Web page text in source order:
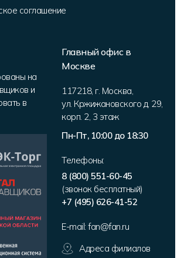
соглашение
на
и
в
Главный офис в
Москве
117218, г. Москва,
ул. Кржижановского д. 29,
корп. 2, 3 этаж
Пн-Пт, 10:00 до 18:30
Телефоны:
8 (800) 551-60-45
(звонок бесплатный)
+7 (495) 626-41-52
E-mail: fan@fan.ru
Адреса филиалов